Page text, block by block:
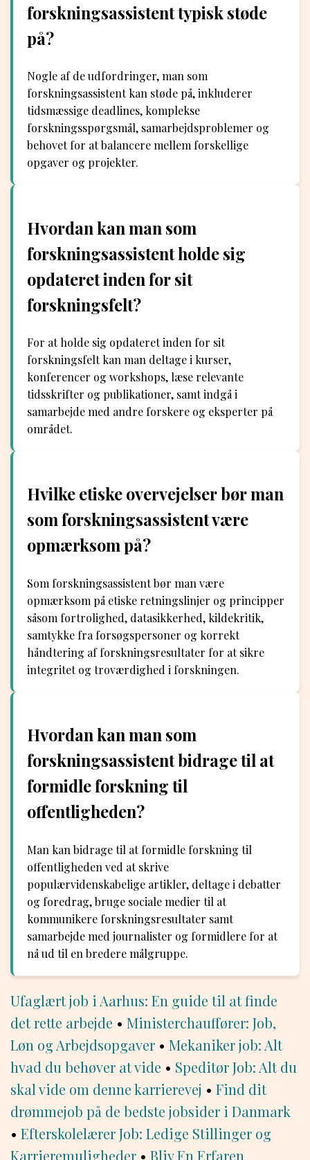
forskningsassistent typisk støde
på?
Nogle af de udfordringer, man som
forskningsassistent kan støde på, inkluderer
tidsmæssige deadlines, komplekse
forskningsspørgsmål, samarbejdsproblemer og
behovet for at balancere mellem forskellige
opgaver og projekter.
Hvordan kan man som
forskningsassistent holde sig
opdateret inden for sit
forskningsfelt?
For at holde sig opdateret inden for sit
forskningsfelt kan man deltage i kurser,
konferencer og workshops, læse relevante
tidsskrifter og publikationer, samt indgå i
samarbejde med andre forskere og eksperter på
området.
Hvilke etiske overvejelser bør man
som forskningsassistent være
opmærksom på?
Som forskningsassistent bør man være
opmærksom på etiske retningslinjer og principper
såsom fortrolighed, datasikkerhed, kildekritik,
samtykke fra forsøgspersoner og korrekt
håndtering af forskningsresultater for at sikre
integritet og troværdighed i forskningen.
Hvordan kan man som
forskningsassistent bidrage til at
formidle forskning til
offentligheden?
Man kan bidrage til at formidle forskning til
offentligheden ved at skrive
populærvidenskabelige artikler, deltage i debatter
og foredrag, bruge sociale medier til at
kommunikere forskningsresultater samt
samarbejde med journalister og formidlere for at
nå ud til en bredere målgruppe.
Ufaglært job i Aarhus: En guide til at finde
det rette arbejde • Ministerchauffører: Job,
Løn og Arbejdsopgaver • Mekaniker job: Alt
hvad du behøver at vide • Speditør Job: Alt du
skal vide om denne karrierevej • Find dit
drømmejob på de bedste jobsider i Danmark
• Efterskolelærer Job: Ledige Stillinger og
Karrieremuligheder • Bliv En Erfaren